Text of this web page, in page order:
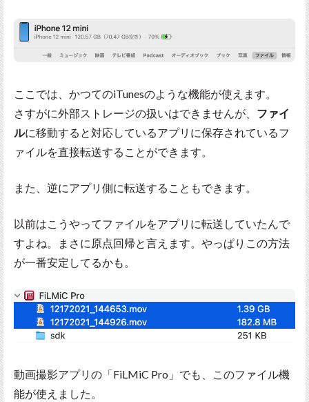
ここでは、かつてのiTunesのような機能が使えます。
さすがに外部ストレージの扱いはできませんが、 ファイ
ルに移動すると対応しているアプリに保存されているフ
ァイルを直接転送することができます。
また、逆にアプリ側に転送することもできます。
以前はこうやってファイルをアプリに転送していたんで
すよね。まさに原点回帰と言えます。やっぱりこの方法
が一番安定してるかも。
動画撮影アプリの「FiLMiC Pro」でも、このファイル機
能が使えました。